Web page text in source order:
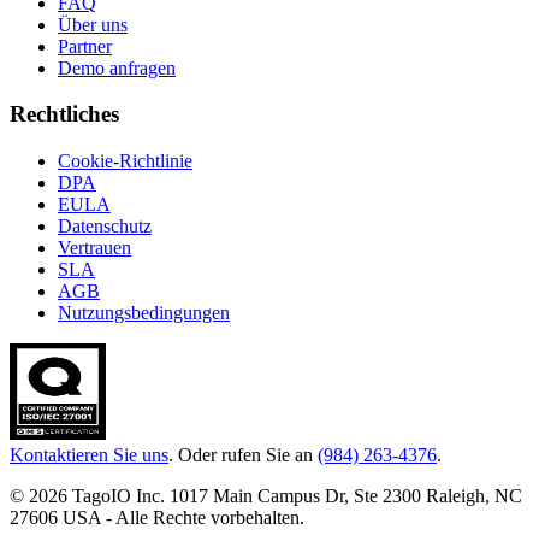
Über uns
Partner
Demo anfragen
Rechtliches
Cookie-Richtlinie
DPA
EULA
Datenschutz
Vertrauen
SLA
AGB
Nutzungsbedingungen
Kontaktieren Sie uns. Oder rufen Sie an (984) 263-4376.
© 2026 TagoIO Inc. 1017 Main Campus Dr, Ste 2300 Raleigh, NC
27606 USA - Alle Rechte vorbehalten.